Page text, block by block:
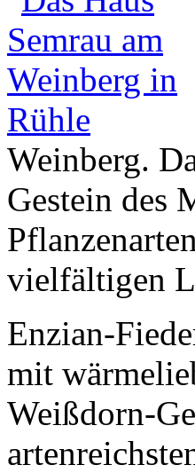
Weinberg.
Gestein des
vielfältigen
Enzian-
mit
Weißdorn-